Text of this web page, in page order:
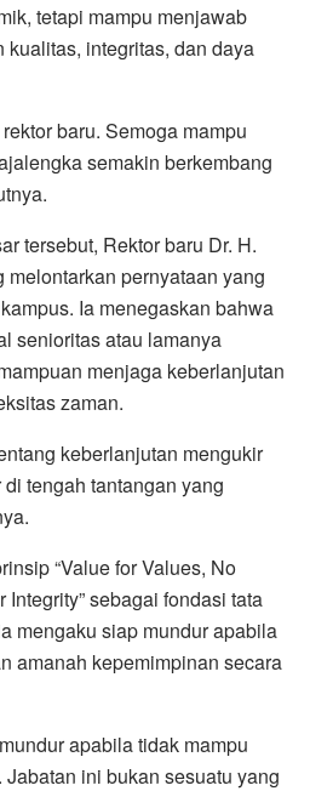
tetapi mampu menjawab
integritas, dan daya
baru. Semoga mampu
semakin berkembang
tersebut, Rektor baru Dr. H.
pernyataan yang
Ia menegaskan bahwa
senioritas atau lamanya
menjaga keberlanjutan
zaman.
keberlanjutan mengukir
tengah tantangan yang
“Value for Values, No
sebagai fondasi tata
mengaku siap mundur apabila
amanah kepemimpinan secara
apabila tidak mampu
ini bukan sesuatu yang